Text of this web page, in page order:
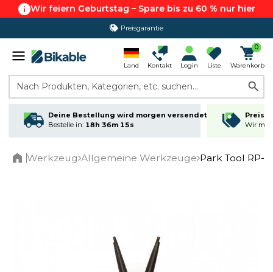
Wir feiern Geburtstag – Spare bis zu 60 % nur hier
Preisgarantie
Land Kontakt Login Liste
0
Warenkorb
Nach Produkten, Kategorien, etc. suchen...
Deine Bestellung wird morgen versendet
Bestelle in: 18h 36m 14s
Wir
Werkzeug Allgemeine Werkzeuge Park Tool RP-